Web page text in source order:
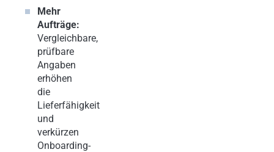
Mehr
Aufträge:
Vergleichbare,
prüfbare
Angaben
erhöhen
die
Lieferfähigkeit
und
verkürzen
Onboarding-